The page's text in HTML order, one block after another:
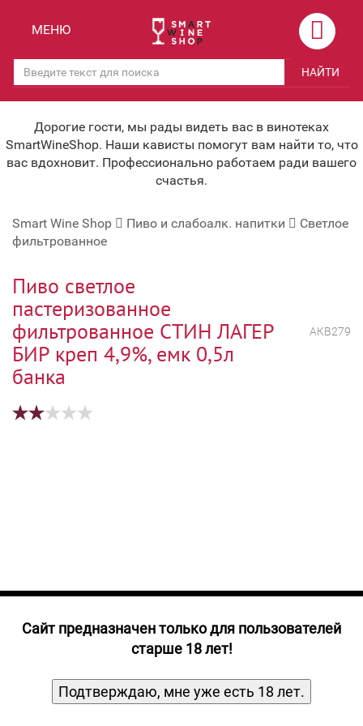
Скидки
Мероприятия
Корпоративным клиентам
Под заказ
Наша команда
关于我们
Вино крепленое
Вино игристое и Шампанское
Вино безалкогольное
Бренди, Коньяк, Арманьяк
Пиво и слабоалк. напитки
Ликер
Прочие алкогольные напитки
МЕНЮ
НАЙТИ
Дорогие гости, мы рады видеть вас в винотеках
SmartWineShop. Наши кависты помогут вам найти то, что
вас вдохновит. Профессионально работаем ради вашего
счастья.
Smart Wine Shop Пиво и слабоалк. напитки
Светлое
фильтрованное
Пиво светлое
пастеризованное
фильтрованное СТИН ЛАГЕР
БИР креп 4,9%, емк 0,5л
банка
АКВ279
Cайт предназначен только для пользователей
старше 18 лет!
Подтверждаю, мне уже есть 18 лет.